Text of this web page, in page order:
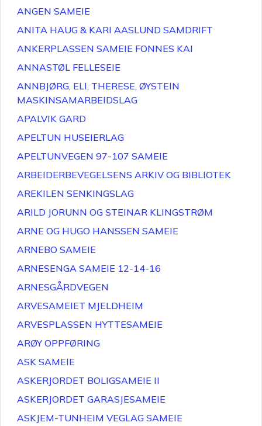
ANGEN SAMEIE
ANITA HAUG & KARI AASLUND SAMDRIFT
ANKERPLASSEN SAMEIE FONNES KAI
ANNASTØL FELLESEIE
ANNBJØRG, ELI, THERESE, ØYSTEIN
MASKINSAMARBEIDSLAG
APALVIK GARD
APELTUN HUSEIERLAG
APELTUNVEGEN 97-107 SAMEIE
ARBEIDERBEVEGELSENS ARKIV OG BIBLIOTEK
AREKILEN SENKINGSLAG
ARILD JORUNN OG STEINAR KLINGSTRØM
ARNE OG HUGO HANSSEN SAMEIE
ARNEBO SAMEIE
ARNESENGA SAMEIE 12-14-16
ARNESGÅRDVEGEN
ARVESAMEIET MJELDHEIM
ARVESPLASSEN HYTTESAMEIE
ARØY OPPFØRING
ASK SAMEIE
ASKERJORDET BOLIGSAMEIE II
ASKERJORDET GARASJESAMEIE
ASKJEM-TUNHEIM VEGLAG SAMEIE